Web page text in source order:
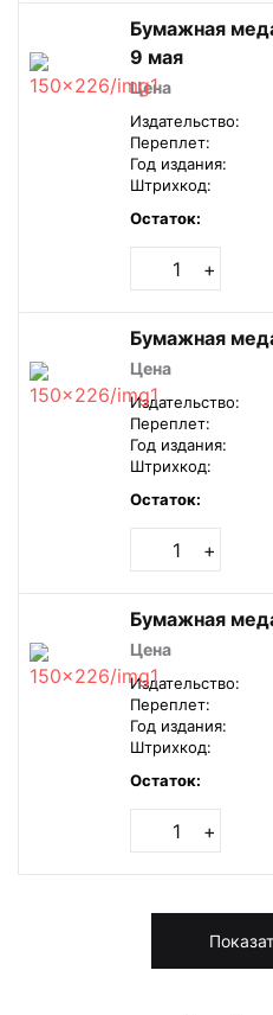
Бумажная
9 мая
Цена
Издательство:
Переплет:
Год издания:
Штрихкод:
Остаток:
+
Бумажная
Цена
Издательство:
Переплет:
Год издания:
Штрихкод:
Остаток:
+
Бумажная
Цена
Издательство:
Переплет:
Год издания:
Штрихкод:
Остаток:
+